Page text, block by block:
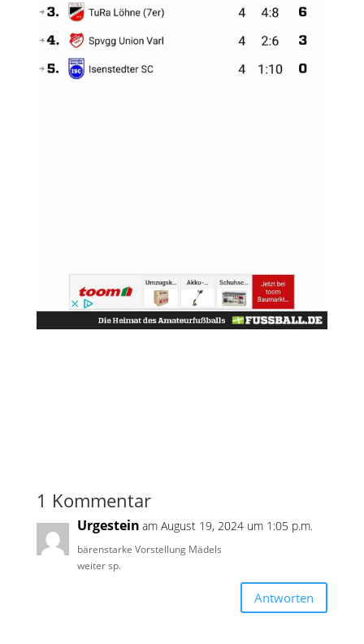
1 Kommentar
Urgestein am August 19, 2024 um 1:05 p.m.
bärenstarke Vorstellung Mädels
weiter sp.
Antworten